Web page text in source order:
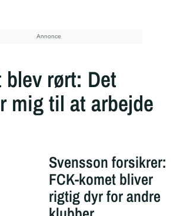
blev rørt: Det
mig til at arbejde
Svensson forsikrer:
FCK-komet bliver
rigtig dyr for andre